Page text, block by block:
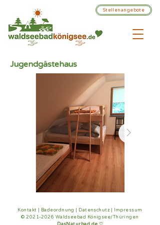
Stellenangebote
Jugendgästehaus
Kontakt Badeordnung Datenschutz
Impressum
©2021-2026 Waldseebad Königsee/Thüringen